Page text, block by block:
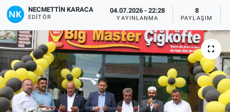
NECMETTIN KARACA
EDITÖR
04.07.2026 - 22:28
YAYINLANMA
8
PAYLAŞIM
Magazin
Politika
Resmi İlanlar
Sağlık